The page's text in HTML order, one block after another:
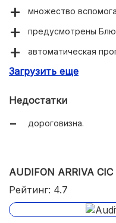
множество
предусмотрены
автоматическая
современные
оптимального цвета.
Загрузить еще
Недостатки
дороговизна.
AUDIFON ARRIVA CIC
Рейтинг: 4.7